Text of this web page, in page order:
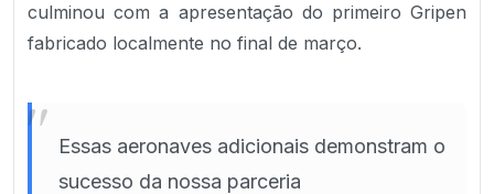
culminou com a apresentação do primeiro Gripen
fabricado localmente no final de março.
"
Essas aeronaves adicionais demonstram o
sucesso da nossa parceria